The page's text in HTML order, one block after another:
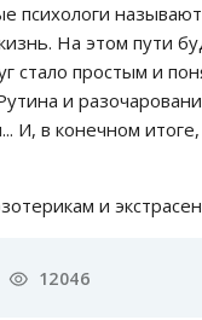
психологи
На этом пути
стало простым и
и
И, в конечном
и
12046